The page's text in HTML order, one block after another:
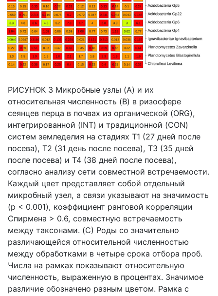
РИСУНОК 3 Микробные узлы (A) и их
относительная численность (B) в ризосфере
сеянцев перца в почвах из органической (ORG),
интегрированной (INT) и традиционной (CON)
систем земледелия на стадиях T1 (27 дней после
посева), T2 (31 день после посева), T3 (35 дней
после посева) и T4 (38 дней после посева),
согласно анализу сети совместной встречаемости.
Каждый цвет представляет собой отдельный
микробный узел, а связи указывают на значимость
(p < 0.001), коэффициент ранговой корреляции
Спирмена > 0.6, совместную встречаемость
между таксонами. (C) Роды со значительно
различающейся относительной численностью
между обработками в четыре срока отбора проб.
Числа на рамках показывают относительную
численность, выраженную в процентах. Значимое
различие обозначено разным цветом. Рамка с